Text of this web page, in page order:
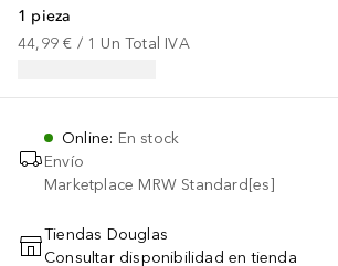
1 pieza
44,99 € / 1 Un Total IVA
Online: En stock
Envío
Marketplace MRW Standard[es]
AÑADIR AL CARRITO
Tiendas Douglas
Consultar disponibilidad en tienda